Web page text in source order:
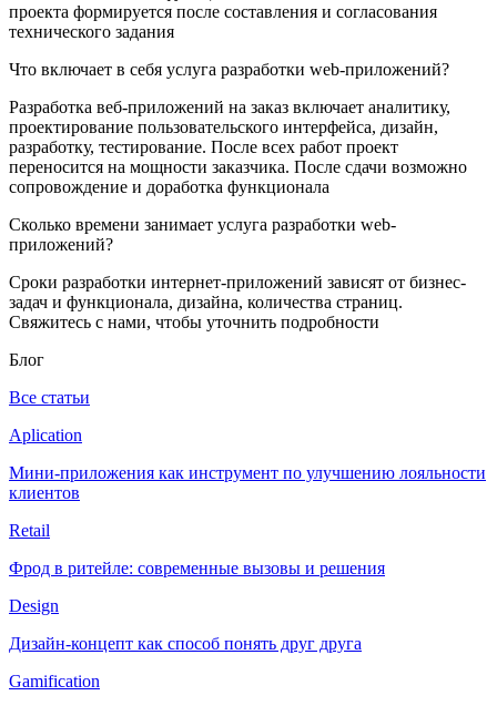
проекта формируется после составления и согласования
технического задания
Что включает в себя услуга разработки web-приложений?
Разработка веб-приложений на заказ включает аналитику,
проектирование пользовательского интерфейса, дизайн,
разработку, тестирование. После всех работ проект
переносится на мощности заказчика. После сдачи возможно
сопровождение и доработка функционала
Сколько времени занимает услуга разработки web-
приложений?
Сроки разработки интернет-приложений зависят от бизнес-
задач и функционала, дизайна, количества страниц.
Свяжитесь с нами, чтобы уточнить подробности
Блог
Все статьи
Aplication
Мини-приложения как инструмент по улучшению лояльности
клиентов
Retail
Фрод в ритейле: современные вызовы и решения
Design
Дизайн-концепт как способ понять друг друга
Gamification